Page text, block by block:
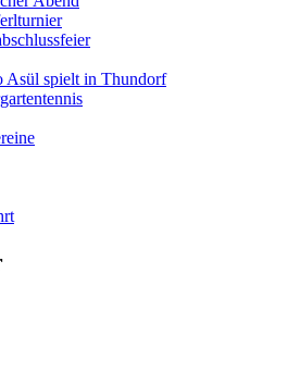
Asül spielt in Thundorf